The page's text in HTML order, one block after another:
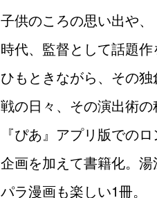
子供のころの思い出や
時代、監督として話題
ひもときながら、その
戦の日々、その演出術の
『ぴあ』アプリ版での
企画を加えて書籍化。
パラ漫画も楽しい1冊。